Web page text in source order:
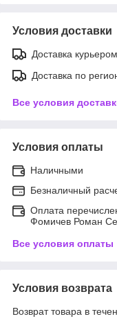
Условия доставки
Доставка
Доставка по
Все условия
Условия оплаты
Наличными
Безналичный
Оплата
Фомичев Роман
Все условия оплаты
Условия возврата
Возврат товара в